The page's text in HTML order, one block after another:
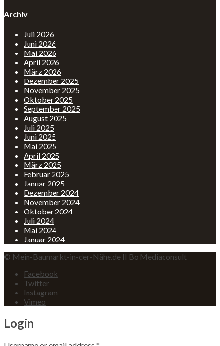
Archiv
Juli 2026
Juni 2026
Mai 2026
April 2026
März 2026
Dezember 2025
November 2025
Oktober 2025
September 2025
August 2025
Juli 2025
Juni 2025
Mai 2025
April 2025
März 2025
Februar 2025
Januar 2025
Dezember 2024
November 2024
Oktober 2024
Juli 2024
Mai 2024
Januar 2024
© Mein-Baumarkt-in-der-Nähe.de II Bo Mediaconsult
Facebook
Twitter
Instagram
Vimeo
Login